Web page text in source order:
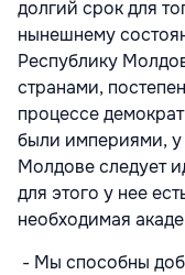
долгий срок для
нынешнему
Республику
странами,
процессе
были империями, у
Молдове следует
для этого у нее
необходимая
- Мы способны